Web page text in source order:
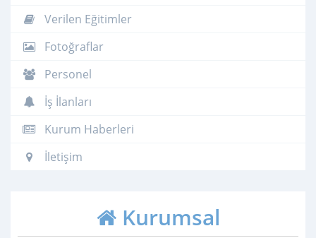
Verilen Eğitimler
Fotoğraflar
Personel
İş İlanları
Kurum Haberleri
İletişim
Kurumsal